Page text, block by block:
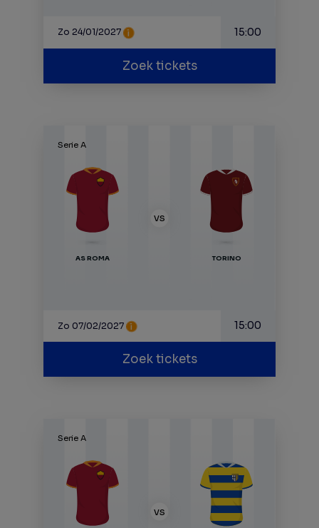
Zo 24/01/2027 15:00
Zoek tickets
Serie A
AS ROMA TORINO
VS
Zo 07/02/2027 15:00
Zoek tickets
Serie A
VS